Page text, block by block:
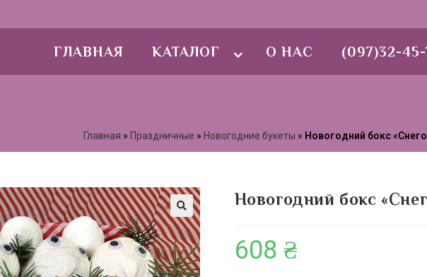
ГЛАВНАЯ КАТАЛОГ О НАС (097)32-45-
Главная » Праздничные » Новогодние букеты » Новогодний бокс
🔍
Новогодний бокс
608 ₴